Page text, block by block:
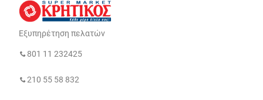
Εξυπηρέτηση πελατών
801 11 232425
210 55 58 832